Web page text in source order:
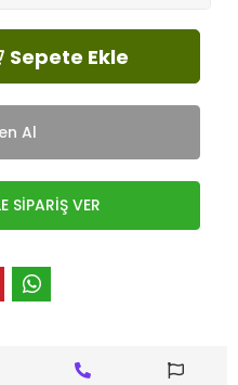
Sepete Ekle
Al
SİPARİŞ VER